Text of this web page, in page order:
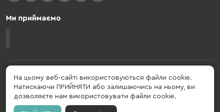
Ми приймаємо
Gelius - український бренд, який активно розвивається у сфері смарт
гаджетів та мобільних аксесуарів. Бренд заснований в 2013 році. Gelius
- це набагато більше ніж просто бренд, це стиль життя, який об'єднує в
собі драйв, радість, швидкість, новації і практичність.
На цьому веб-сайті використовуються файли cookie.
Натискаючи ПРИЙНЯТИ або залишаючись на ньому, ви
дозволяєте нам використовувати файли cookie.